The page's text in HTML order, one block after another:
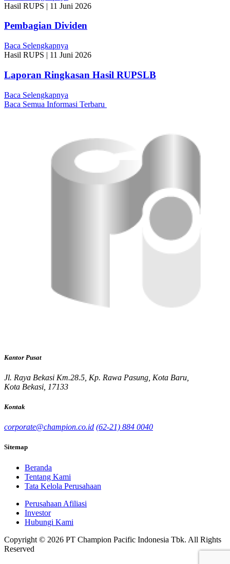
Hasil RUPS | 11 Juni 2026
Pembagian Dividen
Baca Selengkapnya
Hasil RUPS | 11 Juni 2026
Laporan Ringkasan Hasil RUPSLB
Baca Selengkapnya
Baca Semua Informasi Terbaru
Kantor Pusat
Jl. Raya Bekasi Km.28.5, Kp. Rawa Pasung, Kota Baru,
Kota Bekasi, 17133
Kontak
corporate@champion.co.id (62-21) 884 0040
Sitemap
Beranda
Tentang Kami
Tata Kelola Perusahaan
Perusahaan Afiliasi
Investor
Hubungi Kami
Copyright © 2026 PT Champion Pacific Indonesia Tbk. All Rights
Reserved